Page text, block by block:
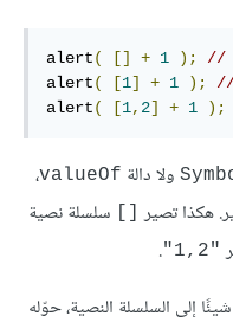
alert( [] + 1 );
//
alert( [1] + 1 );
alert( [1, 2] + 1 );
ولا دالة valueOf،
هكذا تصير
سلسلة نصية
"1,2"
.
شيئًا إلى السلسلة النصية، حوّله